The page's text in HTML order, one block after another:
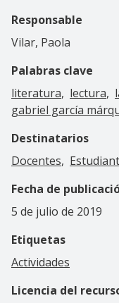
Responsable
Vilar, Paola
Palabras clave
literatura
lectura
gabriel garcía
Destinatarios
Docentes
Fecha de
5 de julio de 2019
Etiquetas
Actividades
Licencia del